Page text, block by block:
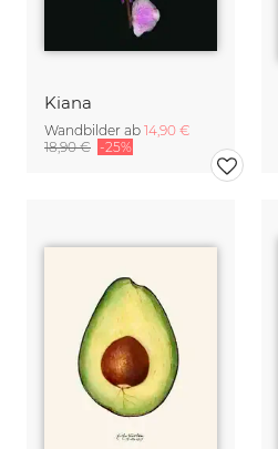
Kiana
Wandbilder ab 14,90 €
18,90 € -25%